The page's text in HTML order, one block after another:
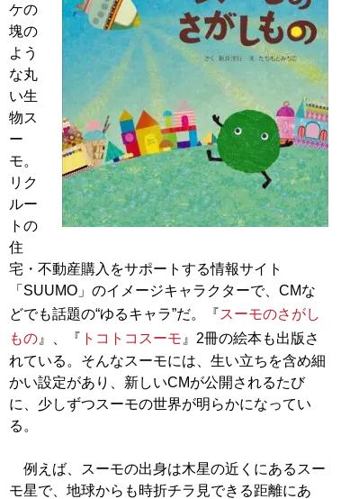
ケの
塊の
よう
な丸
い生
物ス
ー
モ。
リク
ルー
トの
住
宅・不動産購入をサポートする情報サイト
「SUUMO」のイメージキャラクターで、CMな
どでも話題の“ゆるキャラ”だ。『スーモのさがし
もの 』、『 トコトコスーモ 』2冊の絵本も出版さ
れている。そんなスーモには、生い立ちを含め細
かい設定があり、新しいCMが公開されるたび
に、少しずつスーモの世界が明らかになってい
る。
例えば、スーモの出身は木星の近くにあるスー
モ星で、地球からも時折チラ見できる距離にあ